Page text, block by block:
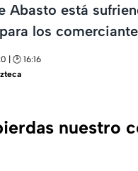
Abasto está
los
| 🕑 16:16
nuestro